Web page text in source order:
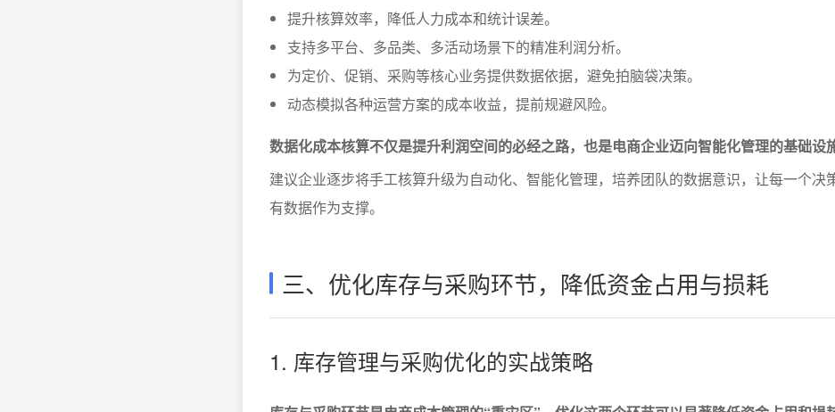
提升核算效率，降低人力成本和统计误差。
支持多平台、多品类、多活动场景下的精准利润分析。
为定价、促销、采购等核心业务提供数据依据，避免拍脑袋决策。
动态模拟各种运营方案的成本收益，提前规避风险。
数据化成本核算不仅是提升利润空间的必经之路，也是电商企业迈向智能化管理的基础设
建议企业逐步将手工核算升级为自动化、智能化管理，培养团队的数据意识，让每一个决
有数据作为支撑。
三、优化库存与采购环节，降低资金占用与损耗
1. 库存管理与采购优化的实战策略